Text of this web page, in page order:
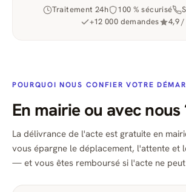
Traitement 24h 100 % sécurisé
+12 000 demandes
4,9 /
POURQUOI NOUS CONFIER VOTRE
En mairie ou avec nous
La délivrance de l'acte est gratuite en
vous épargne le déplacement, l'attente et
— et vous êtes remboursé si l'acte ne